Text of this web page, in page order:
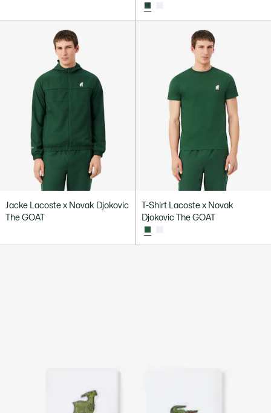
Jacke Lacoste x Novak Djokovic
The GOAT
T-Shirt Lacoste x Novak
Djokovic The GOAT